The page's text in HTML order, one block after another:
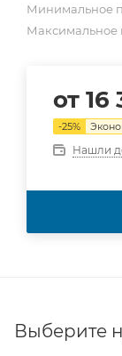
Минимальное
Максимальное
от 16
-25%
Нашли
Выберите